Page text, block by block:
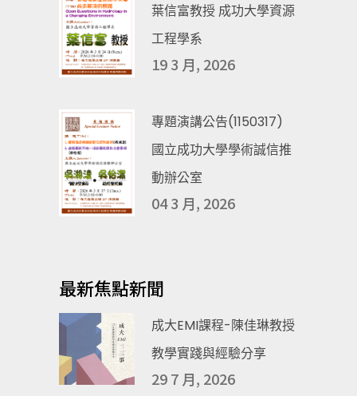
葉信富教授 成功大學資源
工程學系
19 3 月, 2026
專題演講公告(1150317)
國立成功大學學術誠信推
動辦公室
04 3 月, 2026
最新焦點新聞
成大EMI課程-陳佳琳教授
教學實踐與經驗分享
29 7 月, 2026